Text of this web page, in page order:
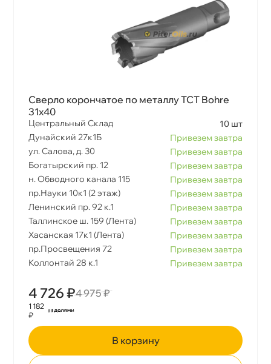
Сверло корончатое по металлу TCT Bohre
31х40
Центральный Склад
10 шт
Дунайский 27к1Б
Привезем завтра
ул. Салова, д. 30
Привезем завтра
Богатырский пр. 12
Привезем завтра
н. Обводного канала 115
Привезем завтра
пр.Науки 10к1 (2 этаж)
Привезем завтра
Ленинский пр. 92 к.1
Привезем завтра
Таллинское ш. 159 (Лента)
Привезем завтра
Хасанская 17к1 (Лента)
Привезем завтра
пр.Просвещения 72
Привезем завтра
Коллонтай 28 к.1
Привезем завтра
4 726 ₽4 975 ₽
1 182
₽
корзину